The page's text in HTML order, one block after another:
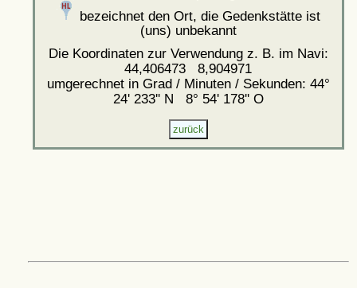
bezeichnet den Ort, die Gedenkstätte ist
(uns) unbekannt
Die Koordinaten zur Verwendung z. B. im Navi:
44,406473 8,904971
umgerechnet in Grad / Minuten / Sekunden: 44°
24' 233'' N 8° 54' 178'' O